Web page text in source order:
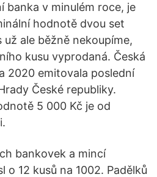
banka v minulém roce, je
hodnotě dvou set
ale běžně nekoupíme,
kusu vyprodaná. Česká
2020 emitovala poslední
České republiky.
5 000 Kč je od
bankovek a mincí
o 12 kusů na 1002. Padělků